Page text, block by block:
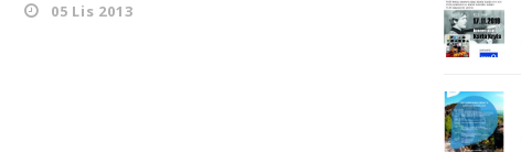
05 Lis 2013